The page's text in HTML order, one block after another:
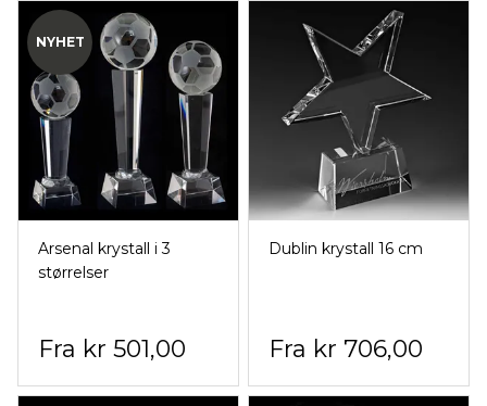
NYHET
Arsenal krystall i 3
størrelser
kr 501,00
Dublin krystall 16 cm
kr 706,00